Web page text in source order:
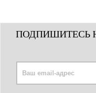
ПОДПИШИТЕСЬ